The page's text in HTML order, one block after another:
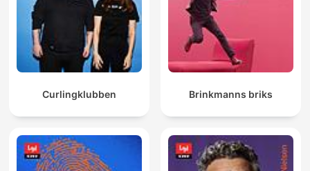
Curlingklubben Brinkmanns briks